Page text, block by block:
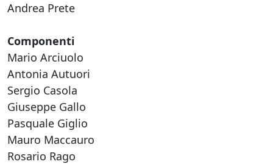
Andrea Prete
Componenti
Mario Arciuolo
Antonia Autuori
Sergio Casola
Giuseppe Gallo
Pasquale Giglio
Mauro Maccauro
Rosario Rago